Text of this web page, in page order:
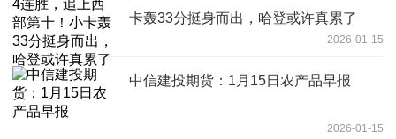
卡轰33分挺身而出，哈登或许真累了
2026-01-15
中信建投期货：1月15日农产品早报
2026-01-15